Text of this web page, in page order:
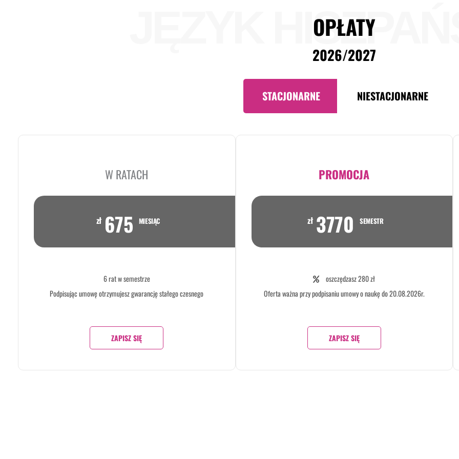
JĘZYK OPŁATY
2026/2027
STACJONARNE NIESTACJONARNE
W RATACH
zł 675 MIESIĄC
6 rat w semestrze
Podpisując umowę otrzymujesz gwarancję stałego czesnego
ZAPISZ SIĘ
PROMOCJA
zł 3770 SEMESTR
oszczędzasz 280 zł
Oferta ważna przy podpisaniu umowy o naukę do 20.08.2026r.
ZAPISZ SIĘ